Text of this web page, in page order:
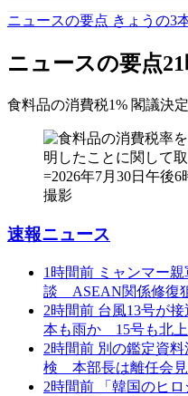
ニュースの要点 きょうの3
ニュースの要点
食料品の消費税1% 閣議決定
速報ニュース
1時間前 ミャンマー
談 ASEAN関係修復
2時間前 台風13号が
本も雨か 15号も北上
2時間前 別の鑑定資
検 本部長は離任会見
2時間前
「韓国のヒ